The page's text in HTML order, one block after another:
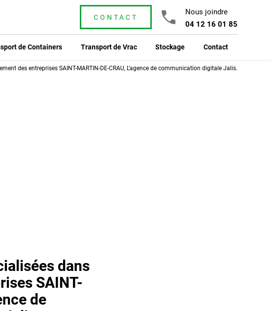
CONTACT
Nous joindre
04 12 16 01 85
de Containers Transport de Vrac Stockage Contact
des entreprises SAINT-MARTIN-DE-CRAU, L’agence de communication digitale Jalis.
dans
SAINT-
de